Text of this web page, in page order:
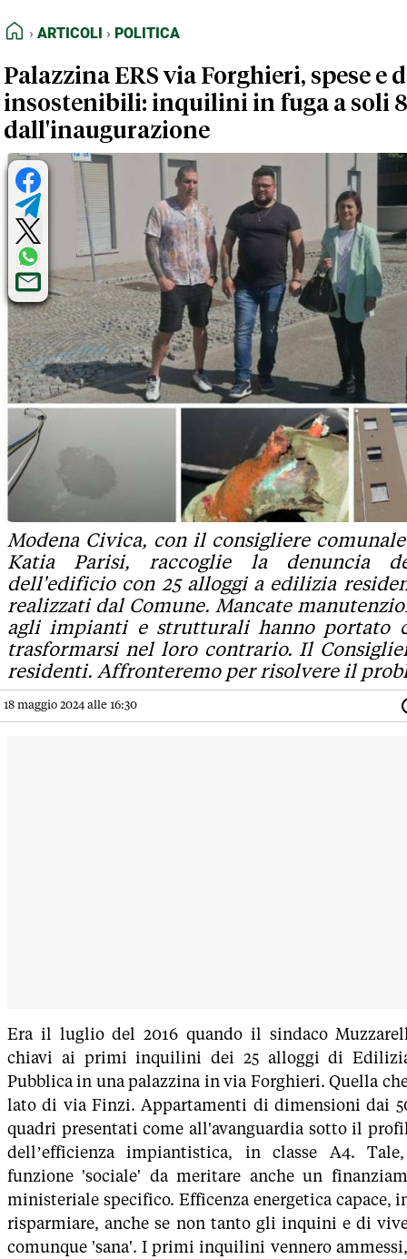
FEED RSS
NORMATIVE DEONTOLOGICHE
TERMINI e CONDIZIONI
HOME
ARTICOLI POLITICA
Palazzina ERS via Forghieri, spese e
insostenibili: inquilini in fuga a soli
dall'inaugurazione
Modena Civica, con il consigliere
Katia Parisi, raccoglie la denuncia
dell'edificio con 25 alloggi a edilizia
realizzati dal Comune. Mancate
agli impianti e strutturali hanno portato
trasformarsi nel loro contrario. Il
residenti. Affronteremo per risolvere il
18 maggio 2024 alle 16:30
Era il luglio del 2016 quando il sindaco
chiavi ai primi inquilini dei 25 alloggi di Edilizia
Pubblica in una palazzina in via Forghieri. Quella
lato di via Finzi. Appartamenti di dimensioni dai
quadri presentati come all'avanguardia sotto il
dell’efficienza impiantistica, in classe A4.
funzione 'sociale' da meritare anche un
ministeriale specifico. Efficenza energetica capace,
risparmiare, anche se non tanto gli inquini e di
comunque 'sana'. I primi inquilini vennero